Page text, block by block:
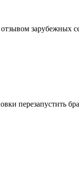
зарубежных
перезапустить